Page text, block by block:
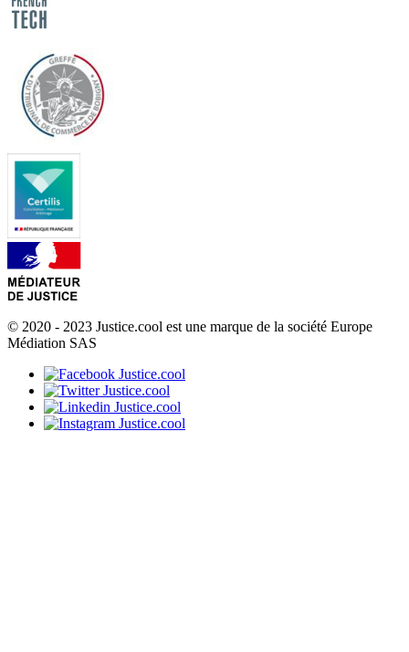
© 2020 - 2023 Justice.cool est une marque de la société Europe
Médiation SAS